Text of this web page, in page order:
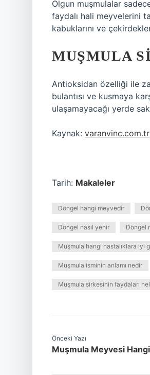
Olgun muşmulalar
faydalı hali meyvelerini
kabuklarını ve
MUŞMULA
Antioksidan özelliği ile
bulantısı ve kusmaya
ulaşamayacağı yerde
Kaynak: varanvinc.com.tr
Tarih: Makaleler
Döngel hangi meyvedir
Döngel nasıl yenir Döngel
Muşmula hangi hastalıklara iyi
Muşmula isminin anlamı nedir
Muşmula sirkesinin faydaları
Önceki Yazı
Muşmula Meyvesi